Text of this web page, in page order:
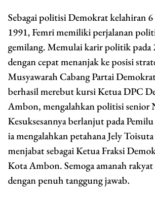
Sebagai politisi Demokrat kelahiran
1991, Femri memiliki perjalanan
gemilang. Memulai karir politik pada
dengan cepat menanjak ke posisi
Musyawarah Cabang Partai
berhasil merebut kursi Ketua DPC
Ambon, mengalahkan politisi senior
Kesuksesannya berlanjut pada
ia mengalahkan petahana Jely
menjabat sebagai Ketua Fraksi
Kota Ambon. Semoga amanah
dengan penuh tanggung jawab.